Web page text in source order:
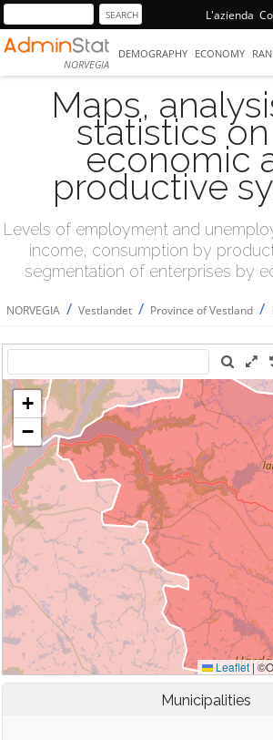
L'azienda
NORVEGIA
DEMOGRAPHY ECONOMY
Maps,
statistics
economic
productive
Levels of employment and
income, consumption by
segmentation of enterprises by
NORVEGIA / Vestlandet / Province of Vestland /
Municipalities